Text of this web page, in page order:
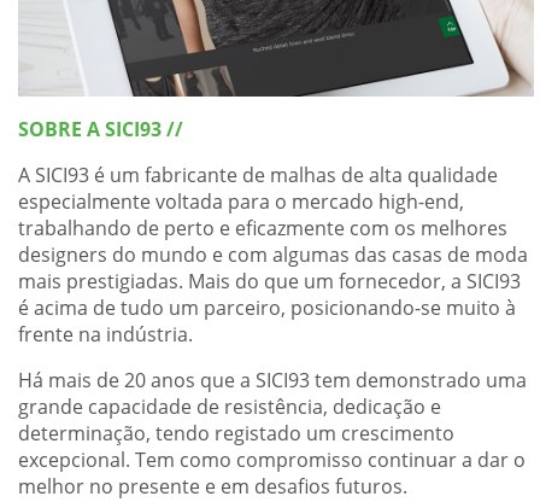
SOBRE A SICI93 //
A SICI93 é um fabricante de malhas de alta qualidade
especialmente voltada para o mercado high-end,
trabalhando de perto e eficazmente com os melhores
designers do mundo e com algumas das casas de moda
mais prestigiadas. Mais do que um fornecedor, a SICI93
é acima de tudo um parceiro, posicionando-se muito à
frente na indústria.
Há mais de 20 anos que a SICI93 tem demonstrado uma
grande capacidade de resistência, dedicação e
determinação, tendo registado um crescimento
excepcional. Tem como compromisso continuar a dar o
melhor no presente e em desafios futuros.